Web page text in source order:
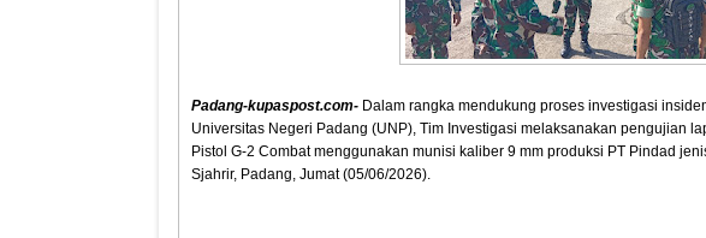
Padang-kupaspost.com- Dalam rangka mendukung proses investigasi
Universitas Negeri Padang (UNP), Tim Investigasi melaksanakan pengujian
Pistol G-2 Combat menggunakan munisi kaliber 9 mm produksi PT Pindad
Sjahrir, Padang, Jumat (05/06/2026).